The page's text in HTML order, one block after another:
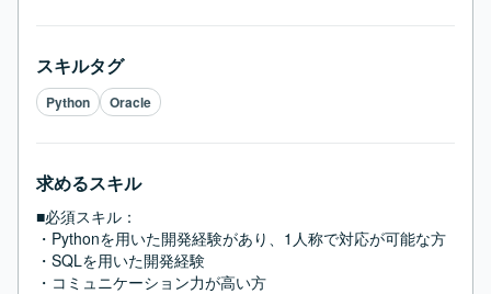
スキルタグ
Python Oracle
求めるスキル
■必須スキル：
・Pythonを用いた開発経験があり、1人称で対応が可能な方
・SQLを用いた開発経験
・コミュニケーション力が高い方